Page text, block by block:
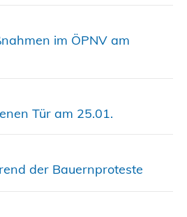
im ÖPNV am
Tür am 25.01.
der Bauernproteste